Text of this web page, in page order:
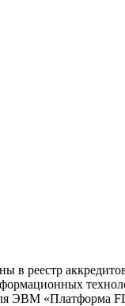
в реестр
ЭВМ «Платформа